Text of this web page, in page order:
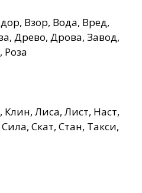
Взор, Вода, Вред,
Древо, Дрова, Завод,
Роза
Клин, Лиса, Лист, Наст,
Скат, Стан, Такси,